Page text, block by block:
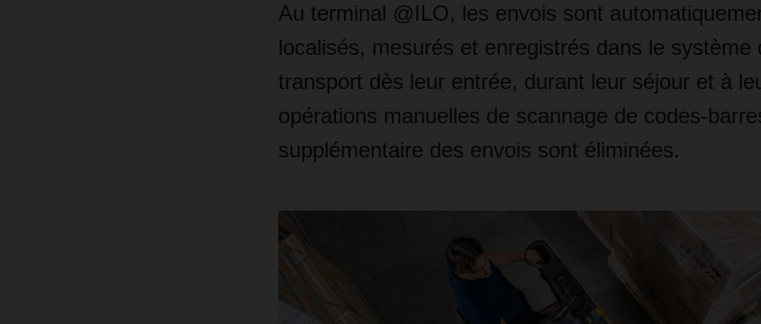
Au terminal @ILO, les envois sont
localisés, mesurés et enregistrés dans le système
transport dès leur entrée, durant leur séjour et à
opérations manuelles de scannage de codes-
supplémentaire des envois sont éliminées.